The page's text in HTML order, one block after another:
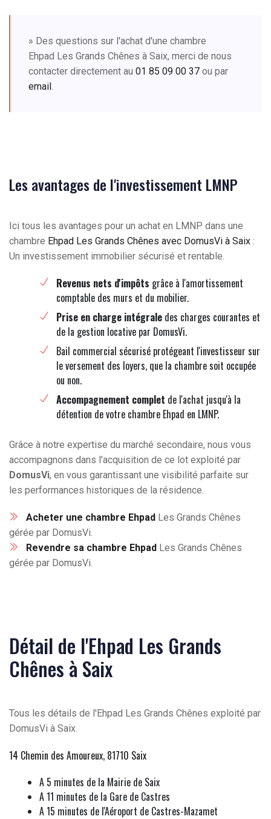
» Des questions sur l'achat d'une chambre
Ehpad Les Grands Chênes à Saix, merci de nous
contacter directement au 01 85 09 00 37 ou par
email.
Les avantages de l'investissement LMNP
Ici tous les avantages pour un achat en LMNP dans une
chambre Ehpad Les Grands Chênes avec DomusVi à Saix :
Un investissement immobilier sécurisé et rentable.
Revenus nets d'impôts grâce à l'amortissement
comptable des murs et du mobilier.
Prise en charge intégrale des charges courantes et
de la gestion locative par DomusVi.
Bail commercial sécurisé protégeant l'investisseur sur
le versement des loyers, que la chambre soit occupée
ou non.
Accompagnement complet de l'achat jusqu'à la
détention de votre chambre Ehpad en LMNP.
Grâce à notre expertise du marché secondaire, nous vous
accompagnons dans l'acquisition de ce lot exploité par
DomusVi, en vous garantissant une visibilité parfaite sur
les performances historiques de la résidence.
Acheter une chambre Ehpad Les Grands Chênes
gérée par DomusVi.
Revendre sa chambre Ehpad Les Grands Chênes
gérée par DomusVi.
Détail de l'Ehpad Les Grands
Chênes à Saix
Tous les détails de l'Ehpad Les Grands Chênes exploité par
DomusVi à Saix.
14 Chemin des Amoureux, 81710 Saix
A 5 minutes de la Mairie de Saix
A 11 minutes de la Gare de Castres
A 15 minutes de l'Aéroport de Castres-Mazamet